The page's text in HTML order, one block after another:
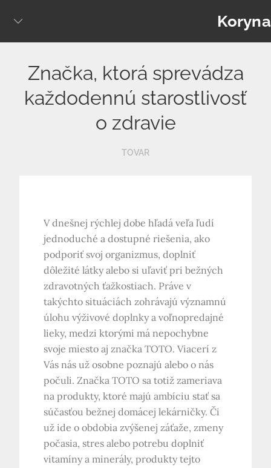
Koryna
Značka, ktorá sprevádza
každodennú starostlivosť
o zdravie
TOVAR
V dnešnej rýchlej dobe hľadá veľa ľudí
jednoduché a dostupné riešenia, ako
podporiť svoj organizmus, doplniť
dôležité látky alebo si uľaviť pri bežných
zdravotných ťažkostiach. Práve v
takýchto situáciách zohrávajú významnú
úlohu výživové doplnky a voľnopredajné
lieky, medzi ktorými má nepochybne
svoje miesto aj značka TOTO. Viacerí z
Vás nás už osobne poznajú alebo o nás
počuli. Značka TOTO sa totiž zameriava
na produkty, ktoré majú ambíciu stať sa
súčasťou bežnej domácej lekárničky. Či
už ide o obdobia zvýšenej záťaže, zmeny
počasia, stres alebo potrebu doplniť
vitamíny a minerály, produkty tejto